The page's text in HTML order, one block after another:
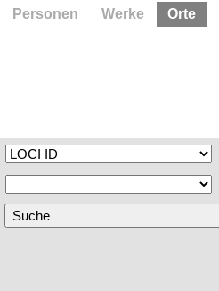
Personen Werke Orte